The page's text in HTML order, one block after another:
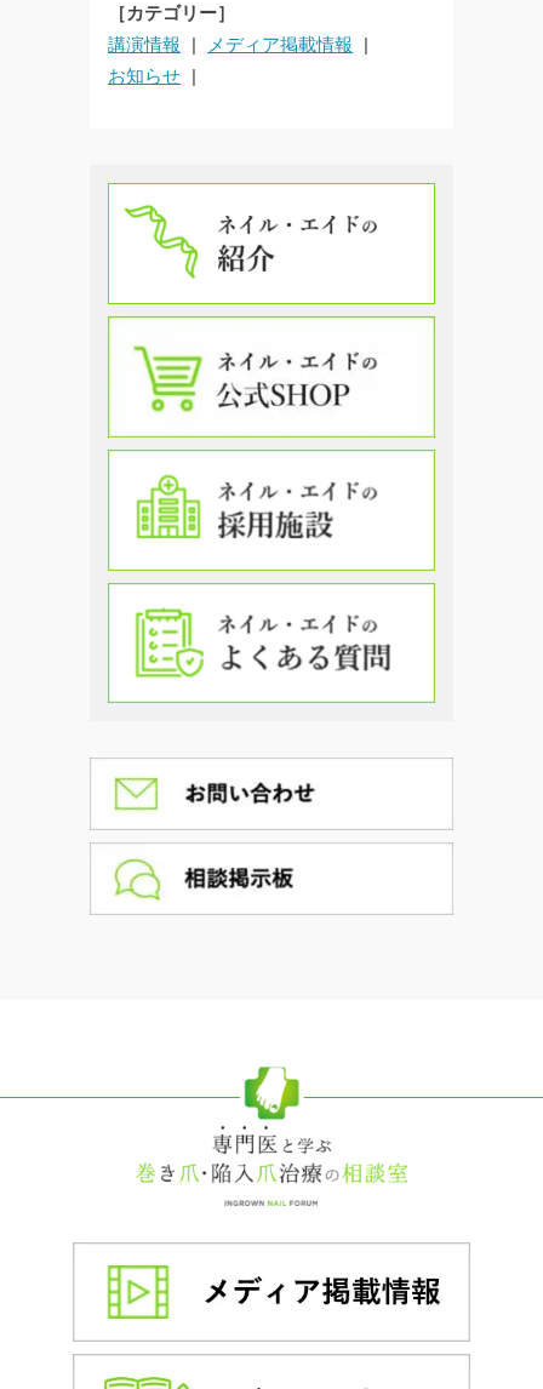
［カテゴリー］
講演情報
メディア掲載情報
お知らせ